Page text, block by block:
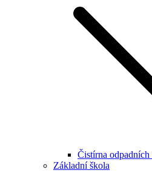
Čistírna odpadních
Základní škola